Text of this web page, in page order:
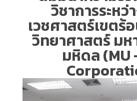
วิชาการระห
เวชศาสตร์เขตร้
วิทยาศาสตร์ มห
มหิดล (MU